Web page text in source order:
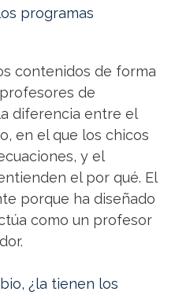
programas
contenidos de forma
de
diferencia entre el
en el que los chicos
y el
el por qué. El
porque ha diseñado
como un profesor
¿la tienen los